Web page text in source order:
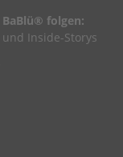
folgen:
Inside-Storys